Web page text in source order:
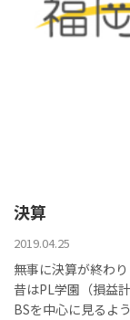
決算
2019.04.25
無事に決算が終わ
昔はPL学園（損益
BSを中心に見るよ